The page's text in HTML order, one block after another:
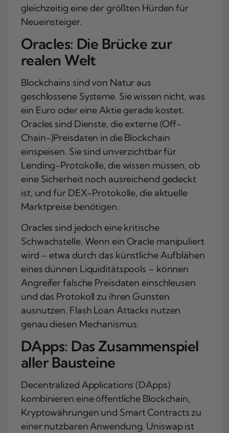
gleichzeitig eine der größten Hürden für
Neueinsteiger.
Oracles: Die Brücke zur
realen Welt
Blockchains sind von Natur aus
geschlossene Systeme. Sie wissen nicht, was
ein Euro oder eine Aktie gerade kostet.
Oracles sind Dienste, die externe (Off-
Chain-)Preisdaten in die Blockchain
einspeisen. Sie sind unverzichtbar für
Lending-Protokolle, die wissen müssen, ob
eine Sicherheit noch ausreichend gedeckt
ist, und für DEX-Protokolle, die aktuelle
Marktpreise benötigen.
Oracles sind jedoch eine kritische
Schwachstelle. Wenn ein Oracle manipuliert
wird – etwa durch das künstliche Aufblähen
eines dünnen Liquiditätspools – können
Angreifer falsche Preisdaten einschleusen
und das Protokoll zu ihren Gunsten
ausnutzen. Flash Loan Attacks nutzen
genau diesen Mechanismus.
DApps: Das Zusammenspiel
aller Bausteine
Decentralized Applications (DApps)
kombinieren eine öffentliche Blockchain,
Kryptowährungen und Smart Contracts zu
einer nutzbaren Anwendung. Uniswap ist